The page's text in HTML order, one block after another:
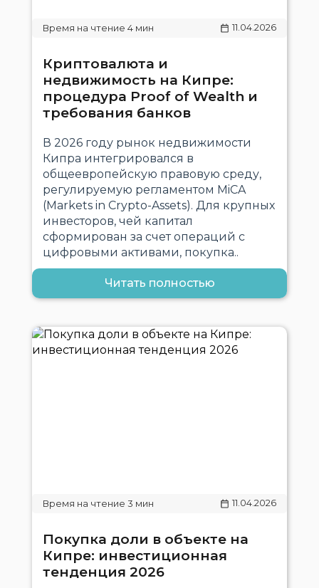
11.04.2026
Криптовалюта и
недвижимость на Кипре:
процедура Proof of Wealth и
требования банков
В 2026 году рынок недвижимости
Кипра интегрировался в
общеевропейскую правовую среду,
регулируемую регламентом MiCA
(Markets in Crypto-Assets). Для крупных
инвесторов, чей капитал
сформирован за счет операций с
цифровыми активами, покупка..
Читать полностью
11.04.2026
Покупка доли в объекте на
Кипре: инвестиционная
тенденция 2026